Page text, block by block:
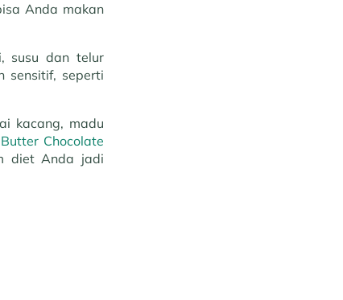
Anda makan
susu dan telur
sensitif, seperti
kacang, madu
Chocolate
diet Anda jadi